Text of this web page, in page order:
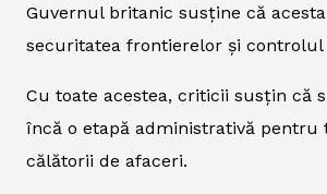
Guvernul britanic susține că
securitatea frontierelor și controlul
Cu toate acestea, criticii susțin că
încă o etapă administrativă pentru
călătorii de afaceri.